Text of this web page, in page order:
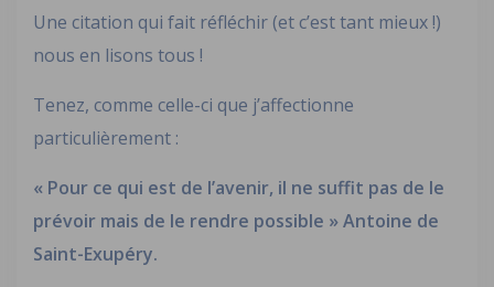
Une citation qui fait réfléchir (et c’est tant mieux !)
nous en lisons tous !
Tenez, comme celle-ci que j’affectionne
particulièrement :
« Pour ce qui est de l’avenir, il ne suffit pas de le
prévoir mais de le rendre possible » Antoine de
Saint-Exupéry.